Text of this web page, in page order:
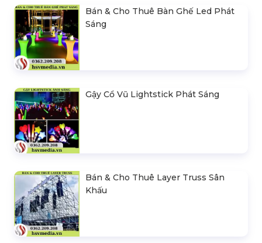
Bán & Cho Thuê Bàn Ghế Led Phát
Sáng
Gậy Cổ Vũ Lightstick Phát Sáng
Bán & Cho Thuê Layer Truss Sân
Khấu